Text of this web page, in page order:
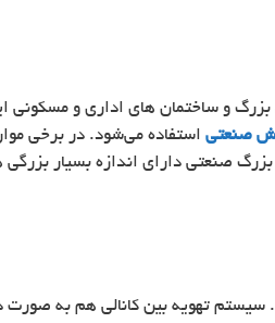
و ساختمان های اداری و مسکونی
صنعتی استفاده می‌شود. در برخی
صنعتی دارای اندازه بسیار
تهویه بین کانالی هم به